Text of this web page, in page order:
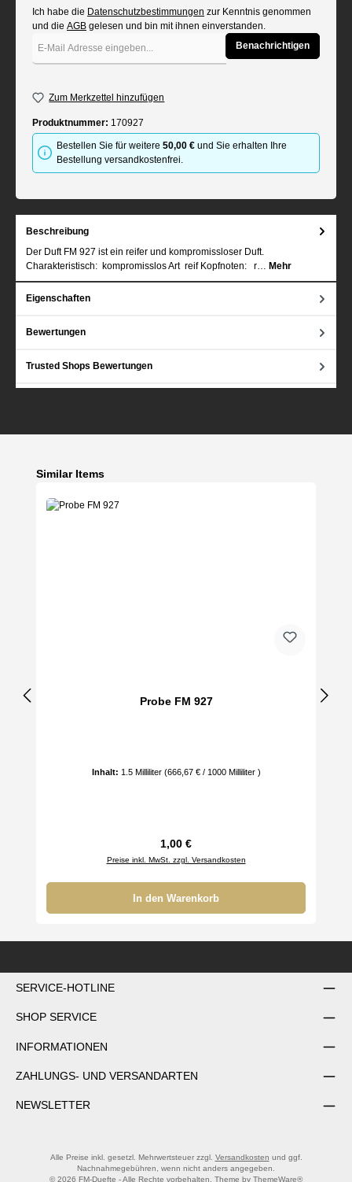
Ich habe die Datenschutzbestimmungen zur Kenntnis genommen
und die AGB gelesen und bin mit ihnen einverstanden.
Benachrichtigen
Zum Merkzettel hinzufügen
Produktnummer: 170927
Bestellen Sie für weitere50,00 € und Sie erhalten Ihre
Bestellung versandkostenfrei.
Beschreibung
Der Duft FM 927 ist ein reifer und kompromissloser Duft.
Charakteristisch: kompromisslos Art reif Kopfnoten: r… Mehr
Eigenschaften
Bewertungen
Trusted Shops Bewertungen
Produktgalerie überspringen
Similar Items
Probe FM 927
Inhalt: 1.5 Milliliter (666,67 € / 1000 Milliliter )
Regulärer Preis:
1,00 €
Preise inkl. MwSt. zzgl. Versandkosten
In den Warenkorb
SERVICE-HOTLINE
SHOP SERVICE
INFORMATIONEN
ZAHLUNGS- UND VERSANDARTEN
NEWSLETTER
Alle Preise inkl. gesetzl. Mehrwertsteuer zzgl. Versandkosten und ggf.
Nachnahmegebühren, wenn nicht anders angegeben.
© 2026 FM-Duefte - Alle Rechte vorbehalten. Theme by ThemeWare®